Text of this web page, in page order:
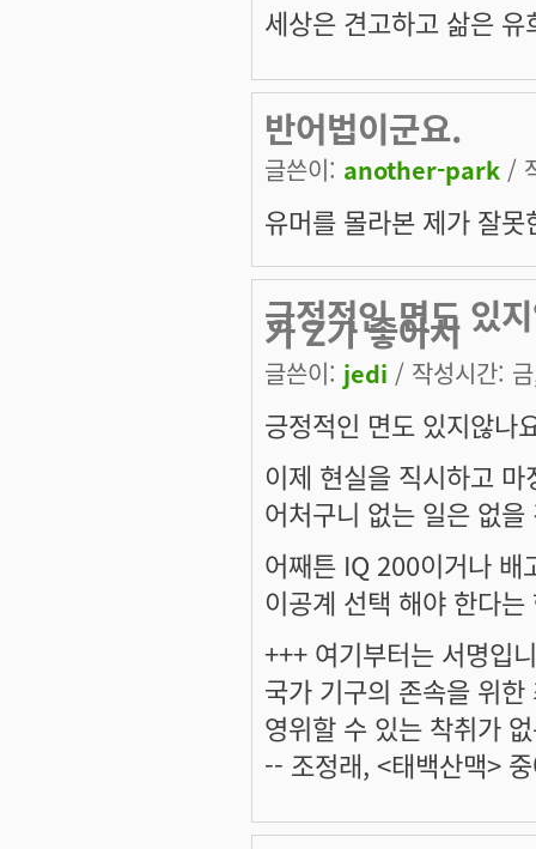
세상은 견고하고 삶은
반어법이군요.
글쓴이: another-park /
유머를 몰라본 제가 잘못
긍정적인 면도 있
가 Z가 좋아서
글쓴이: jedi / 작성시간:
긍정적인 면도 있지않나
이제 현실을 직시하고
어처구니 없는 일은 없을
어째튼 IQ 200이거나 배
이공계 선택 해야 한다
+++ 여기부터는 서명입
국가 기구의 존속을 위
영위할 수 있는 착취가
-- 조정래, <태백산맥>